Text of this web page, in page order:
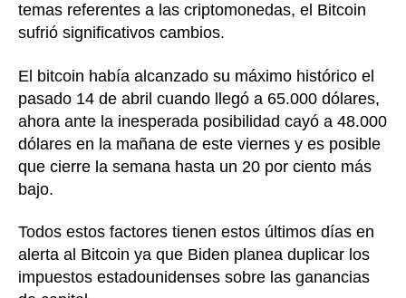
temas referentes a las criptomonedas, el Bitcoin
sufrió significativos cambios.
El bitcoin había alcanzado su máximo histórico el
pasado 14 de abril cuando llegó a 65.000 dólares,
ahora ante la inesperada posibilidad cayó a 48.000
dólares en la mañana de este viernes y es posible
que cierre la semana hasta un 20 por ciento más
bajo.
Todos estos factores tienen estos últimos días en
alerta al Bitcoin ya que Biden planea duplicar los
impuestos estadounidenses sobre las ganancias